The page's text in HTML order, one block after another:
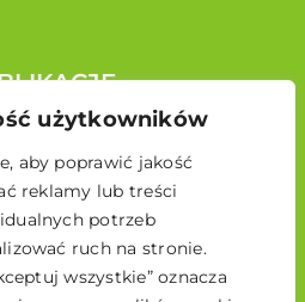
użytkowników
aby poprawić jakość
reklamy lub treści
potrzeb
ruch na stronie.
wszystkie” oznacza